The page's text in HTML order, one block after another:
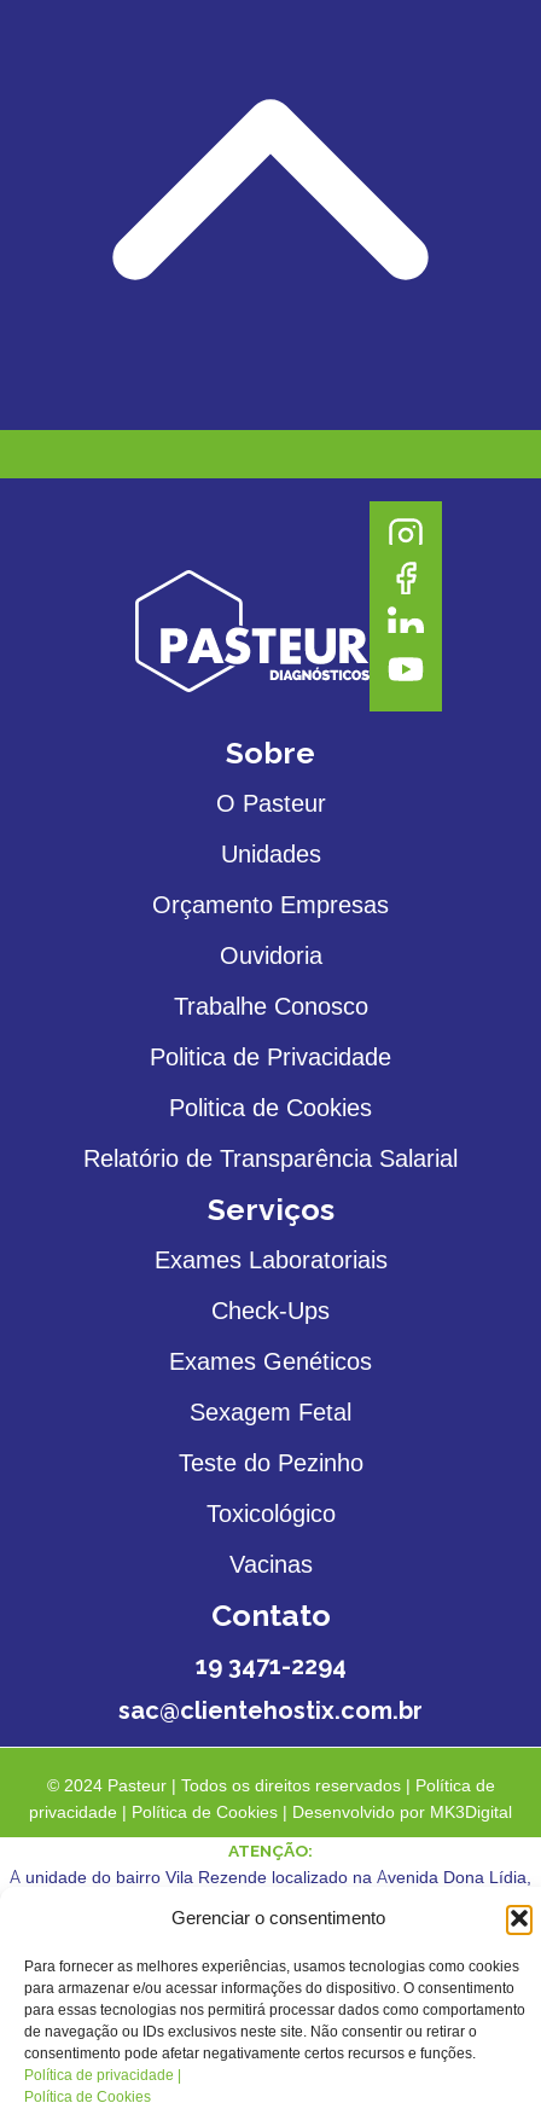
Gerenciar o consentimento
Para fornecer as melhores experiências, usamos tecnologias como cookies
para armazenar e/ou acessar informações do dispositivo. O consentimento
para essas tecnologias nos permitirá processar dados como comportamento
de navegação ou IDs exclusivos neste site. Não consentir ou retirar o
consentimento pode afetar negativamente certos recursos e funções.
Política de privacidade |
Política de Cookies
Sobre
O Pasteur
Unidades
Orçamento Empresas
Ouvidoria
Trabalhe Conosco
Politica de Privacidade
Politica de Cookies
Relatório de Transparência Salarial
Serviços
Exames Laboratoriais
Check-Ups
Exames Genéticos
Sexagem Fetal
Teste do Pezinho
Toxicológico
Vacinas
Contato
19 3471-2294
sac@clientehostix.com.br
© 2024 Pasteur | Todos os direitos reservados | Política de
privacidade | Política de Cookies | Desenvolvido por MK3Digital
ATENÇÃO:
A unidade do bairro Vila Rezende localizado na Avenida Dona Lídia,
nº 469, ainda está em processo de credenciamento com a Unimed.
Ainda não estamos atendendo Unimed nessa unidade.
CLOSE